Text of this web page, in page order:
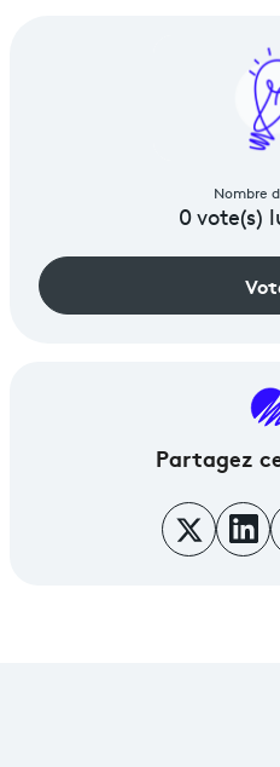
Nombre
0vote(s)
Partagez